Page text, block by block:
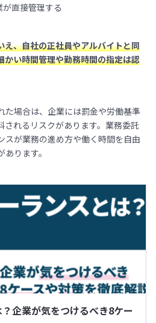
直接管理する
え、自社の正社員やアルバイトと同
かい時間管理や勤務時間の指定は認
た場合は、企業には罰金や労働基準
されるリスクがあります。業務委託
スが業務の進め方や働く時間を自由
ります。
企業が気をつけるべき8ケー